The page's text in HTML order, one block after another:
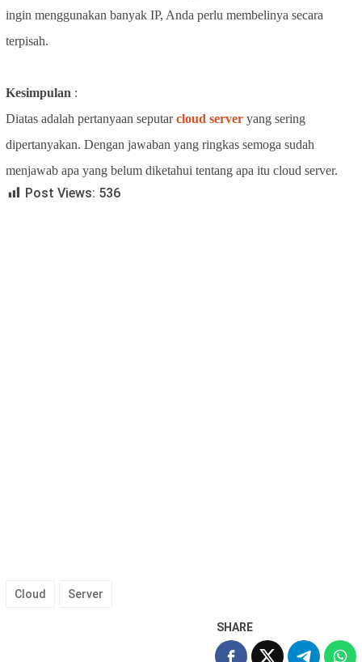
ingin menggunakan banyak IP, Anda perlu membelinya secara
terpisah.
Kesimpulan :
Diatas adalah pertanyaan seputarcloud server yang sering
dipertanyakan. Dengan jawaban yang ringkas semoga sudah
menjawab apa yang belum diketahui tentang apa itu cloud server.
Post Views: 536
Cloud Server
SHARE